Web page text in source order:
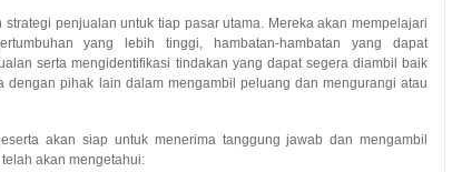
penjualan untuk tiap pasar utama. Mereka akan mempelajari
yang lebih tinggi, hambatan-hambatan yang dapat
serta mengidentifikasi tindakan yang dapat segera diambil baik
dengan pihak lain dalam mengambil peluang dan mengurangi atau
akan siap untuk menerima tanggung jawab dan mengambil
akan mengetahui: